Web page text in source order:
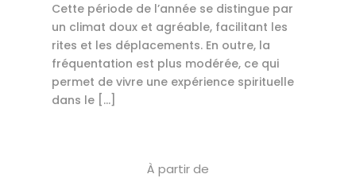
Cette période de l’année se distingue par
un climat doux et agréable, facilitant les
rites et les déplacements. En outre, la
fréquentation est plus modérée, ce qui
permet de vivre une expérience spirituelle
dans le […]
À partir de